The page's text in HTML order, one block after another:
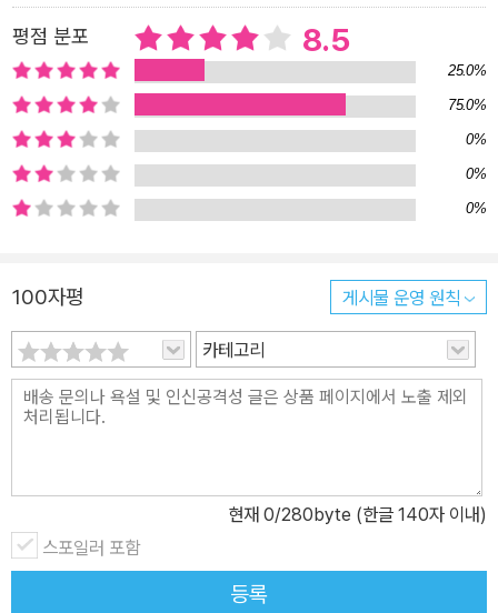
보리달마부터 마조 도일 ? 임제 의현 ? 조주 종심 … 퇴옹 성철까지,
조사선으로 깨달음에 이르는 찰나의 일화와 어록을 담았다. 선사들이
깨친 그 순간의 생생함과 역동성에 절로 등줄기에 땀이 흐를 정도다.
이는 생생하게 풀어내는 저자의 구성진 입담이 한몫한다. 기존의 조
사선에 관한 책들이 틀 안에 갖혀 있다면 《공부하지 마라》는 ‘틀’이라
는 허상을 깨치고 나온 책이다.
평점 분포 8.5
25.0%
75.0%
0%
0%
0%
100자평 게시물 운영 원칙
카테고리
현재 0/280byte (한글 140자 이내)
스포일러 포함
등록